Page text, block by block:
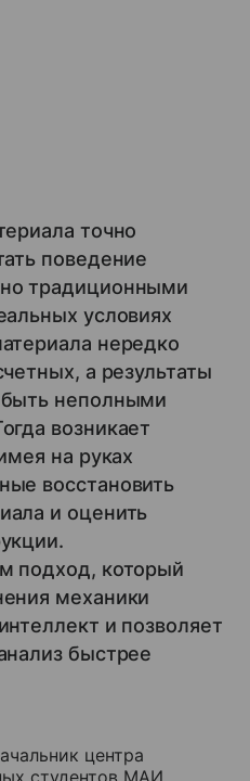
точно
поведение
традиционными
условиях
нередко
а результаты
неполными
возникает
на руках
восстановить
и оценить
подход, который
механики
и позволяет
быстрее
центра